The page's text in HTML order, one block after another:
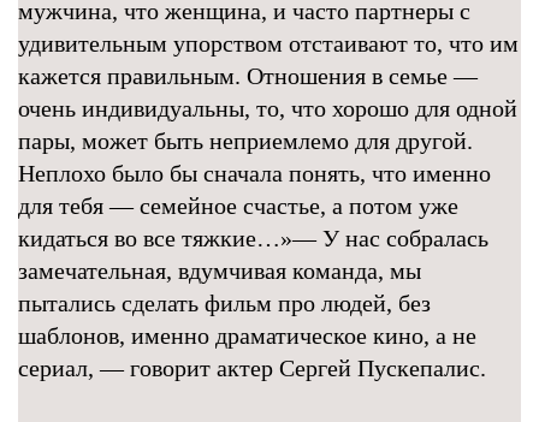
мужчина, что женщина, и часто партнеры с
удивительным упорством отстаивают то, что им
кажется правильным. Отношения в семье —
очень индивидуальны, то, что хорошо для одной
пары, может быть неприемлемо для другой.
Неплохо было бы сначала понять, что именно
для тебя — семейное счастье, а потом уже
кидаться во все тяжкие…»— У нас собралась
замечательная, вдумчивая команда, мы
пытались сделать фильм про людей, без
шаблонов, именно драматическое кино, а не
сериал, — говорит актер Сергей Пускепалис.